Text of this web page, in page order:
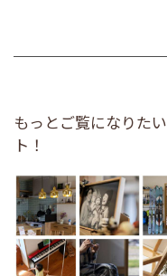
もっとご覧になりた
ト！